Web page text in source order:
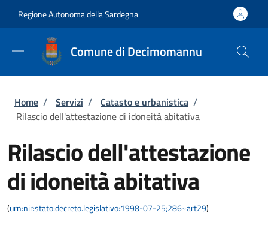
Regione Autonoma della Sardegna
Comune di Decimomannu
Briciole di pane
Home / Servizi / Catasto e urbanistica /
Rilascio dell'attestazione di idoneità abitativa
Rilascio dell'attestazione
di idoneità abitativa
(urn:nir:stato:decreto.legislativo:1998-07-25;286~art29)